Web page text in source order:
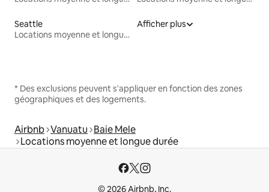
Seattle
Locations moyenne et longue durée
Afficher plus
* Des exclusions peuvent s'appliquer en fonction des zones
géographiques et des logements.
Airbnb Vanuatu Baie Mele
Locations moyenne et longue durée
© 2026 Airbnb, Inc.